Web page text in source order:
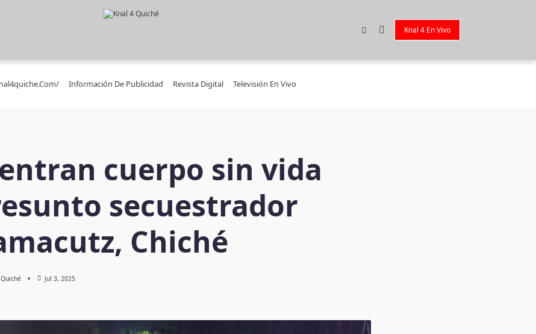
Knal 4 En Vivo
Información De Publicidad Revista Digital Televisión En Vivo
cuerpo sin vida
secuestrador
Chiché
Jul 3, 2025